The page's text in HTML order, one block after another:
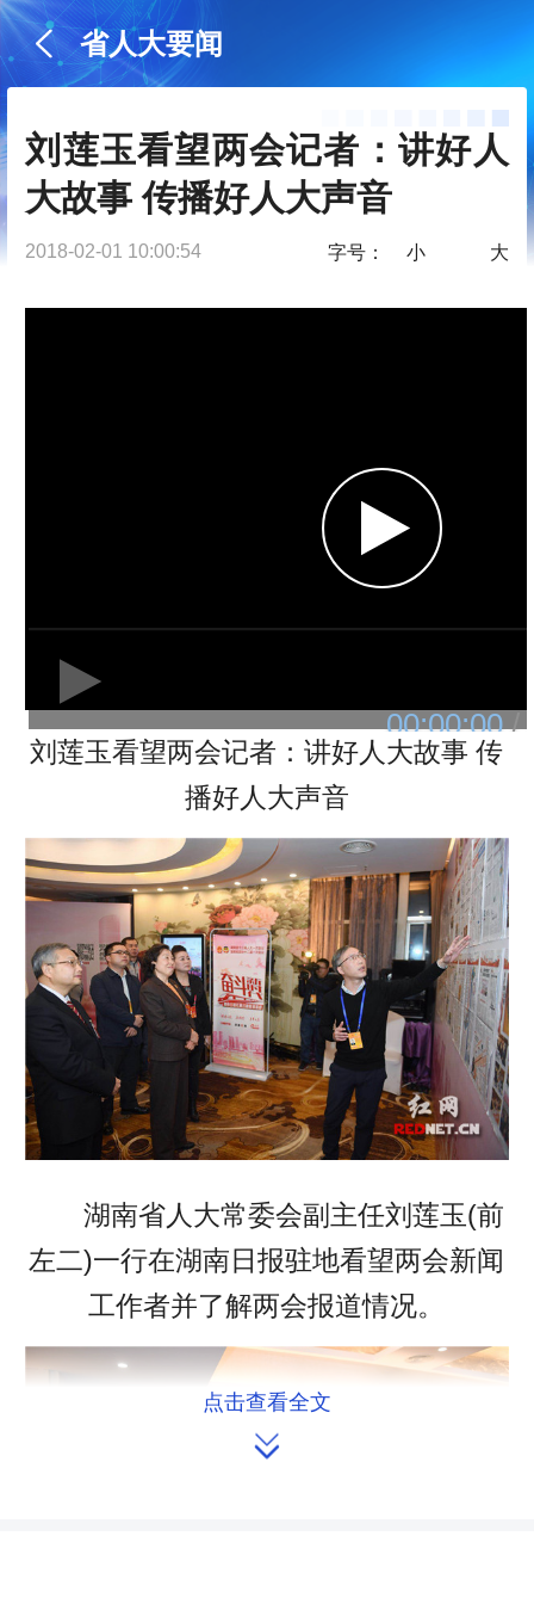
省人大要闻
刘莲玉看望两会记者：讲好人
大故事 传播好人大声音
2018-02-01 10:00:54 字号： 小 大
00:00:00 / 01:04
刘莲玉看望两会记者：讲好人大故事 传
播好人大声音
湖南省人大常委会副主任刘莲玉(前
左二)一行在湖南日报驻地看望两会新闻
工作者并了解两会报道情况。
点击查看全文
